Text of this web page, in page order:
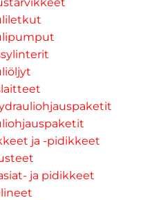
ja -pidikkeet
ja pidikkeet